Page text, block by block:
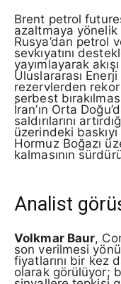
Brent petrol
azaltmaya yönelik
Rusya’dan petrol
sevkıyatını
yayımlayarak
Uluslararası
rezervlerden
serbest
İran’ın Orta
saldırılarını
üzerindeki
Hormuz Boğazı
kalmasının
Analist
Volkmar Baur,
son verilmesi
fiyatlarını bir kez
olarak görülüyor;